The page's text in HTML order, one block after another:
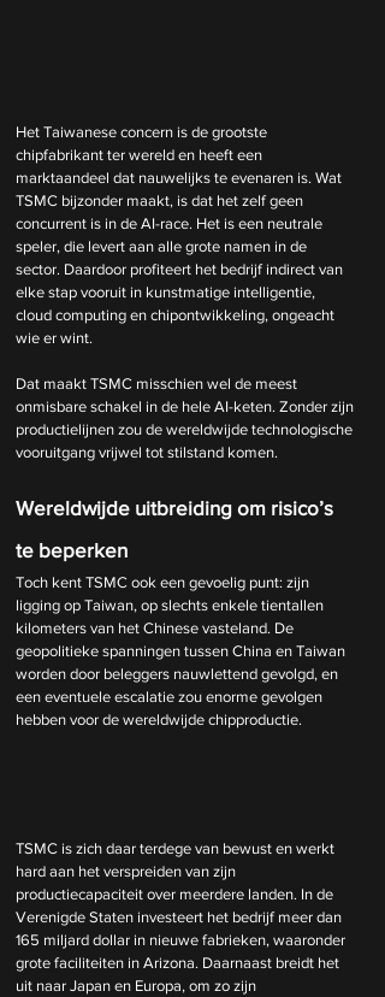
Het Taiwanese concern is de grootste
chipfabrikant ter wereld en heeft een
marktaandeel dat nauwelijks te evenaren is. Wat
TSMC bijzonder maakt, is dat het zelf geen
concurrent is in de AI-race. Het is een neutrale
speler, die levert aan alle grote namen in de
sector. Daardoor profiteert het bedrijf indirect van
elke stap vooruit in kunstmatige intelligentie,
cloud computing en chipontwikkeling, ongeacht
wie er wint.
Dat maakt TSMC misschien wel de meest
onmisbare schakel in de hele AI-keten. Zonder zijn
productielijnen zou de wereldwijde technologische
vooruitgang vrijwel tot stilstand komen.
Wereldwijde uitbreiding om risico’s
te beperken
Toch kent TSMC ook een gevoelig punt: zijn
ligging op Taiwan, op slechts enkele tientallen
kilometers van het Chinese vasteland. De
geopolitieke spanningen tussen China en Taiwan
worden door beleggers nauwlettend gevolgd, en
een eventuele escalatie zou enorme gevolgen
hebben voor de wereldwijde chipproductie.
TSMC is zich daar terdege van bewust en werkt
hard aan het verspreiden van zijn
productiecapaciteit over meerdere landen. In de
Verenigde Staten investeert het bedrijf meer dan
165 miljard dollar in nieuwe fabrieken, waaronder
grote faciliteiten in Arizona. Daarnaast breidt het
uit naar Japan en Europa, om zo zijn